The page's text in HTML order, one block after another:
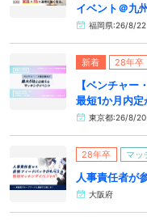
イベント＠九
福岡県:26/8/22
新着 28年卒
【ベンチャー
最短1か月内
東京都:26/8/
28年卒 マッ
人事責任者が
大阪府